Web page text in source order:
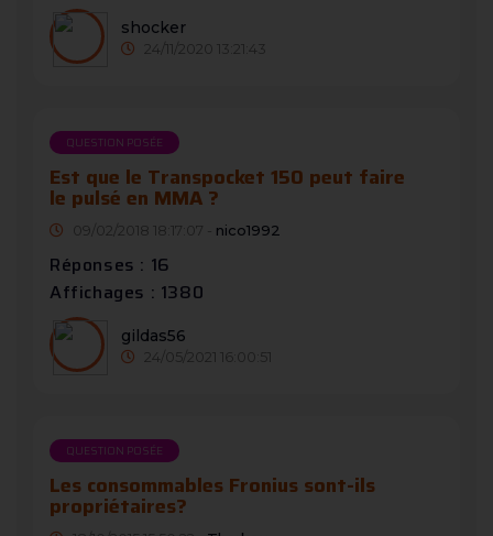
shocker
24/11/2020 13:21:43
QUESTION POSÉE
Est que le Transpocket 150 peut faire
le pulsé en MMA ?
09/02/2018 18:17:07 - nico1992
Réponses : 16
Affichages : 1380
gildas56
24/05/2021 16:00:51
QUESTION POSÉE
Les consommables Fronius sont-ils
propriétaires?